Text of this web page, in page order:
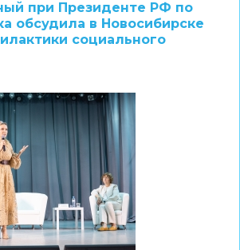
при Президенте РФ по
обсудила в Новосибирске
социального